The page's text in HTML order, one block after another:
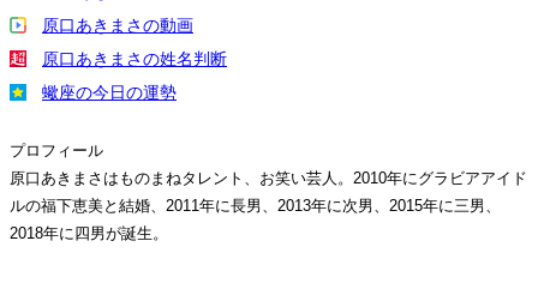
原口あきまさの動画
原口あきまさの姓名判断
蠍座の今日の運勢
プロフィール
原口あきまさはものまねタレント、お笑い芸人。2010年にグラビアアイド
ルの福下恵美と結婚、2011年に長男、2013年に次男、2015年に三男、
2018年に四男が誕生。